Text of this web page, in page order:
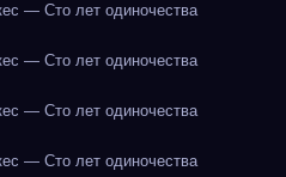
— Сто лет одиночества
— Сто лет одиночества
— Сто лет одиночества
— Сто лет одиночества